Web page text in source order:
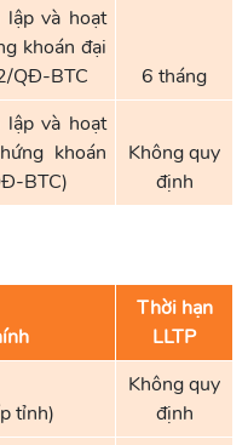
lập và hoạt
khoán đại
QĐ-BTC
6 tháng
lập và hoạt
khoán
BTC)
Không quy
định
Thời hạn
LLTP
tỉnh)
Không quy
định